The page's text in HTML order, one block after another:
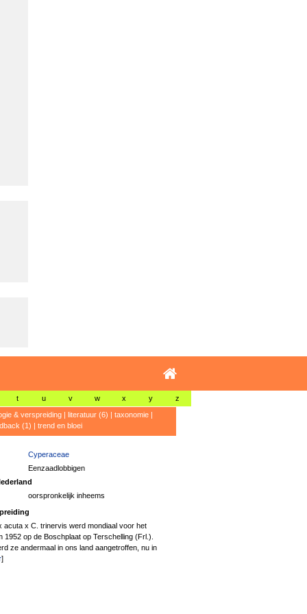
t u v w x y z
& verspreiding| literatuur (6) | taxonomie|
(1) | trend en bloei
Cyperaceae
Eenzaadlobbigen
oorspronkelijk inheems
acuta x C. trinervis werd mondiaal voor het
1952 op de Boschplaat op Terschelling (Frl.).
ze andermaal in ons land aangetroffen, nu in
]